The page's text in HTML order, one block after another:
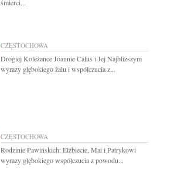
śmierci...
CZĘSTOCHOWA
Drogiej Koleżance Joannie Całus i Jej Najbliższym
wyrazy głębokiego żalu i współczucia z...
CZĘSTOCHOWA
Rodzinie Pawińskich: Elżbiecie, Mai i Patrykowi
wyrazy głębokiego współczucia z powodu...